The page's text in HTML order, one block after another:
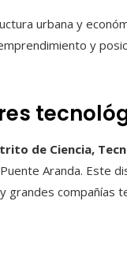
urbana y
y
de Ciencia,
Aranda. Este
compañías